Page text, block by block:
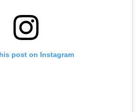
post on Instagram